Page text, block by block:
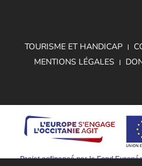
TOURISME ET HANDICAP
MENTIONS LÉGALES
Projet cofinancé par le Fond